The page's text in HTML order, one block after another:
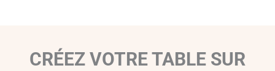
CRÉEZ VOTRE TABLE SUR